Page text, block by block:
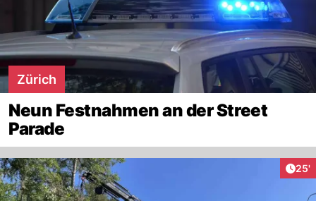
Zürich
Neun Festnahmen an der Street
Parade
25'